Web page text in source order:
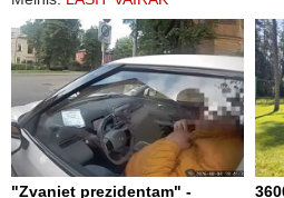
"Zvaniet prezidentam" -